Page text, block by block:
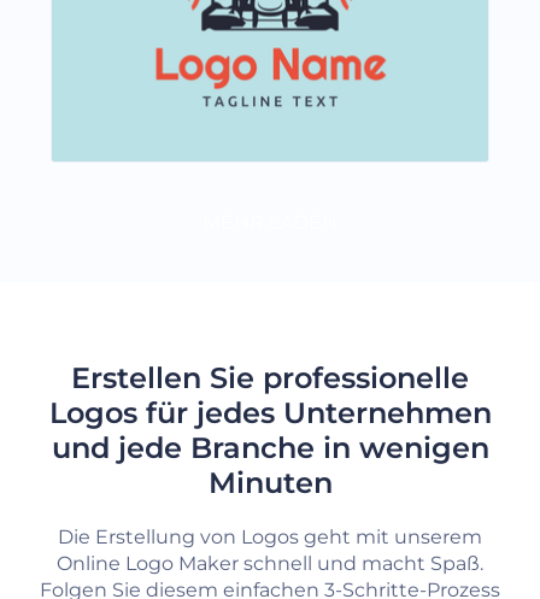
Erstellen Sie professionelle
Logos für jedes Unternehmen
und jede Branche in wenigen
Minuten
Die Erstellung von Logos geht mit unserem
Online Logo Maker schnell und macht Spaß.
Folgen Sie diesem einfachen 3-Schritte-Prozess